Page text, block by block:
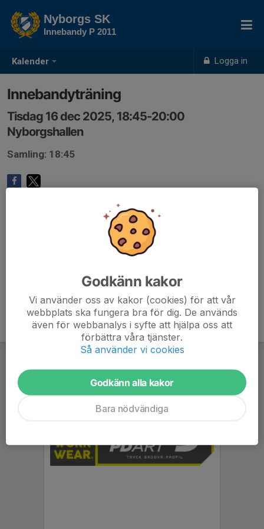
Kalender Logga in
Nyborgs SK
Innebandy P 2011
Innebandyträning
Tisdag 16 dec 2025, 18:45-20:00
Nyborgshallen
Samling: 18:45
Godkänn kakor
Vi använder oss av kakor (cookies) för att vår
webbplats ska fungera bra för dig. De används
även för webbanalys i syfte att hjälpa oss att
förbättra våra tjänster.
Så använder vi cookies
Godkänn alla kakor
Bara nödvändiga